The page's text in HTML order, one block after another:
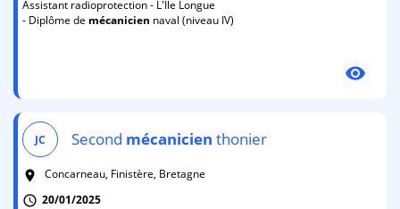
Assistant radioprotection - L'Ile Longue
- Diplôme de mécanicien naval (niveau IV)
visibility
JC Second mécanicien thonier
room
Concarneau, Finistère, Bretagne
schedule 20/01/2025